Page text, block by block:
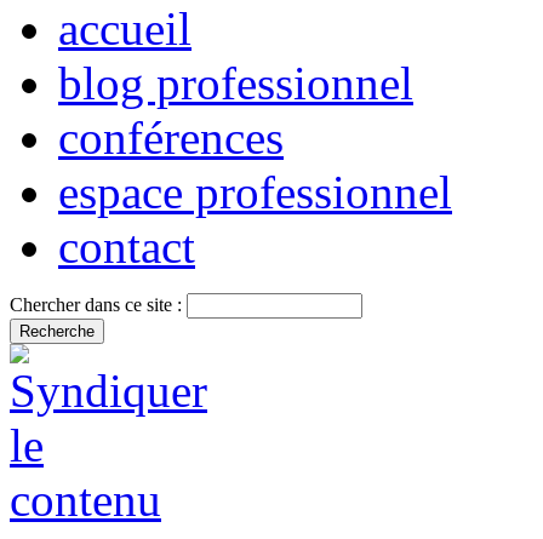
accueil
blog professionnel
conférences
espace professionnel
contact
Chercher dans ce site :